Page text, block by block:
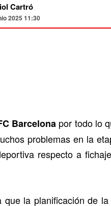
Cartró
2025 11:30
Barcelona por todo lo
problemas en la
respecto a
la planificación de